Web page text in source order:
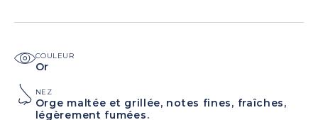
COULEUR
Or
NEZ
Orge maltée et grillée, notes fines, fraîches,
légèrement fumées.